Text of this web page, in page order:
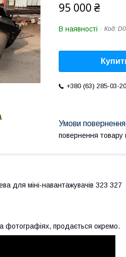
95 000 ₴
В наявності Код:
+380 (63) 285-03-20
повернення товару
для міні-навантажувачів 323 327
фотографіях, продається окремо.